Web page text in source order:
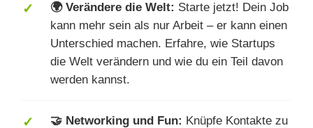
🌍 Verändere die Welt: Starte jetzt! Dein Job
kann mehr sein als nur Arbeit – er kann einen
Unterschied machen. Erfahre, wie Startups
die Welt verändern und wie du ein Teil davon
werden kannst.
🤝 Networking und Fun: Knüpfe Kontakte zu